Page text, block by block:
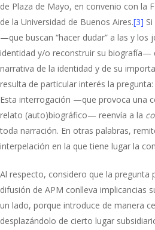
de Plaza de Mayo, en convenio con la
de la Universidad de Buenos Aires.[3]
—que buscan “hacer dudar” a las y los
identidad y/o reconstruir su biografía—
narrativa de la identidad y de su
resulta de particular interés la pregunta:
Esta interrogación —que provoca una
relato (auto)biográfico— reenvía a la
toda narración. En otras palabras,
interpelación en la que tiene lugar la
Al respecto, considero que la pregunta
difusión de APM conlleva implicancias
un lado, porque introduce de manera
desplazándolo de cierto lugar